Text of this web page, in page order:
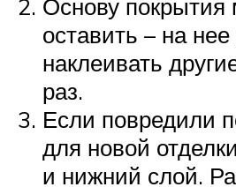
Основу покрытия
оставить – на
наклеивать
раз.
Если повредили
для новой
и нижний слой.